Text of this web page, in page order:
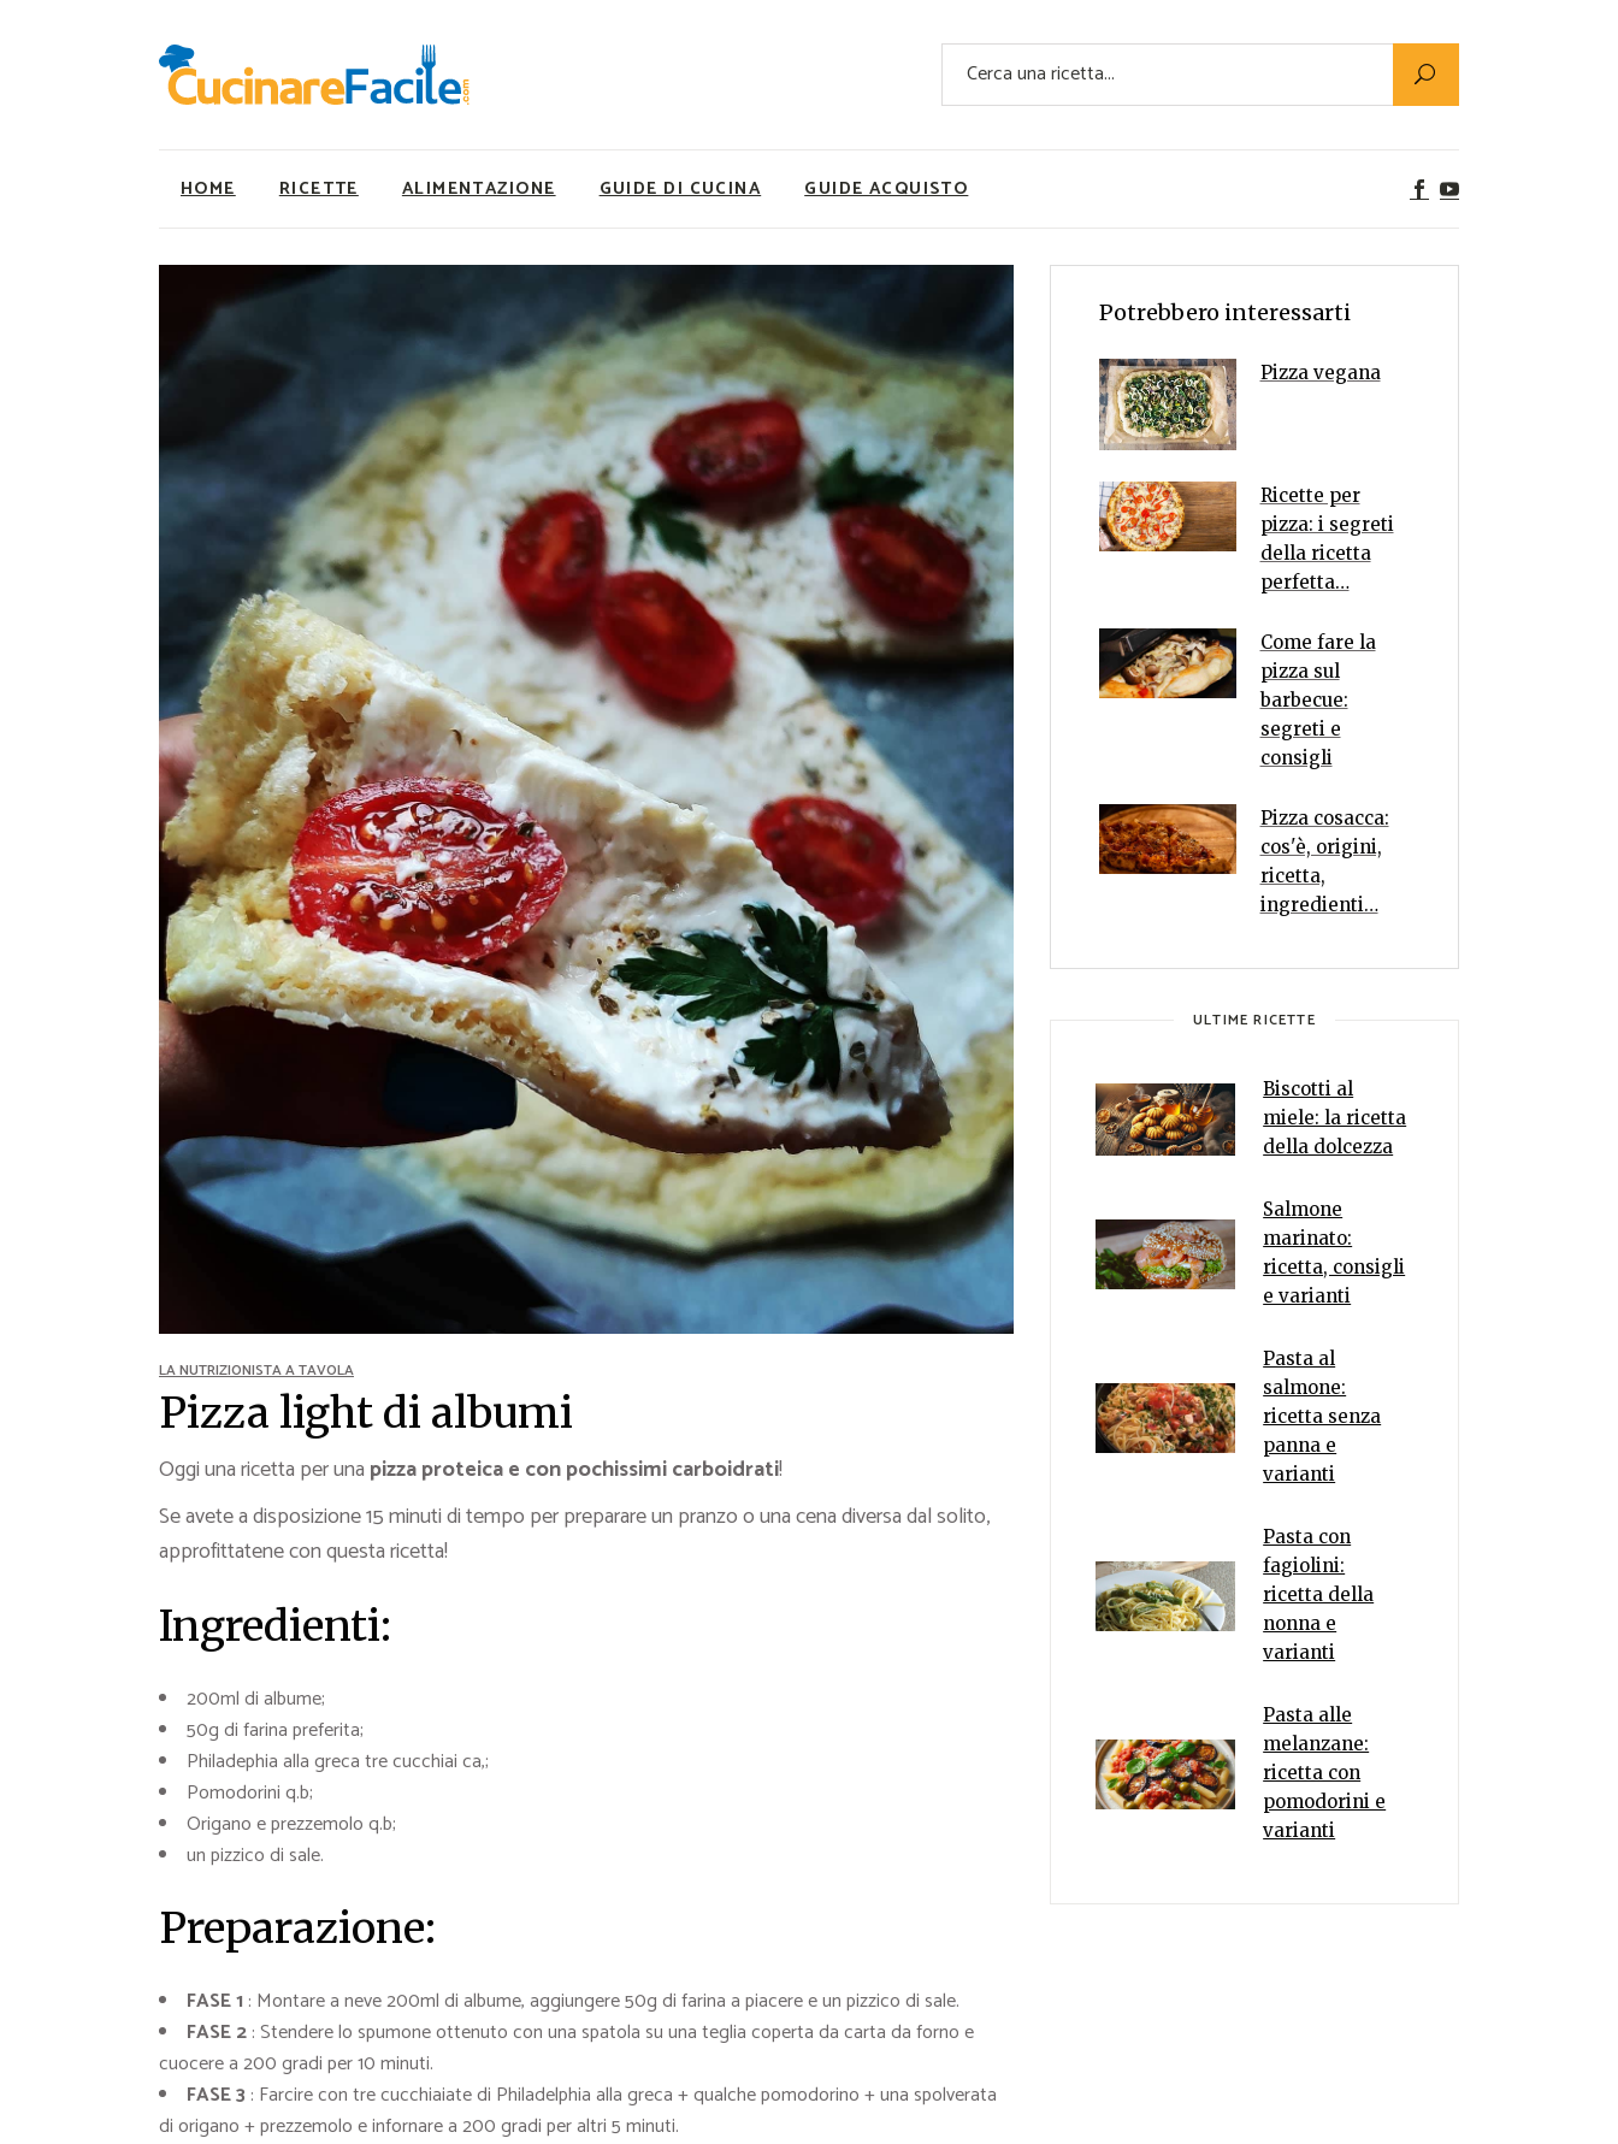
Cerca
HOME RICETTE
Ricette Facili e Veloci
Ricette Antipasti
Ricette Dolci
Ricette Carne
Ricette Secondi
Ricette Pizze e Rustici
Ricette Contorni
Ricette Piatti unici
Ricette Pesce
Video Ricette
Ricette per Ingrediente
ALIMENTAZIONE
Utility
Nutrizionista a tavola
Ricette Vegetariane
Ricette Vegane
Rumors
GUIDE DI CUCINA GUIDE ACQUISTO
Ricette Facili e Veloci
Ricette Primi Piatti
Ricette Dolci
Ricette Carne
Ricette Secondi
Ricette Pizze e Rustici
Ricette Contorni
Ricette Piatti unici
Ricette Pesce
Video Ricette
Ricette per Ingrediente
Utility
Super Alimenti
Ricette Vegetariane
Rumors
LA NUTRIZIONISTA A TAVOLA
Pizza light di albumi
Oggi una ricetta per una pizza proteica e con pochissimi carboidrati!
Se avete a disposizione 15 minuti di tempo per preparare un pranzo o una cena diversa dal solito,
approfittatene con questa ricetta!
Ingredienti:
200ml di albume;
50g di farina preferita;
Philadephia alla greca tre cucchiai ca,;
Pomodorini q.b;
Origano e prezzemolo q.b;
un pizzico di sale.
Preparazione:
FASE 1 : Montare a neve 200ml di albume, aggiungere 50g di farina a piacere e un pizzico di sale.
FASE 2: Stendere lo spumone ottenuto con una spatola su una teglia coperta da carta da forno e
cuocere a 200 gradi per 10 minuti.
FASE 3 : Farcire con tre cucchiaiate di Philadelphia alla greca + qualche pomodorino + una spolverata
di origano + prezzemolo e infornare a 200 gradi per altri 5 minuti.
Potrebbero interessarti
Pizza vegana
Ricette per
pizza: i segreti
della ricetta
perfetta…
Come fare la
pizza sul
barbecue:
segreti e
consigli
Pizza cosacca:
cos'è, origini,
ricetta,
ingredienti…
ULTIME RICETTE
Biscotti al
miele: la ricetta
della dolcezza
Salmone
marinato:
ricetta, consigli
e varianti
Pasta al
salmone:
ricetta senza
panna e
varianti
Pasta con
fagiolini:
ricetta della
nonna e
varianti
Pasta alle
melanzane:
ricetta con
pomodorini e
varianti